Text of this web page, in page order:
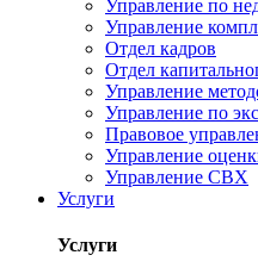
Управление по
Управление
Отдел кадров
Отдел
Управление
Управление по
Правовое
Управление
Управление СВХ
Услуги
Услуги